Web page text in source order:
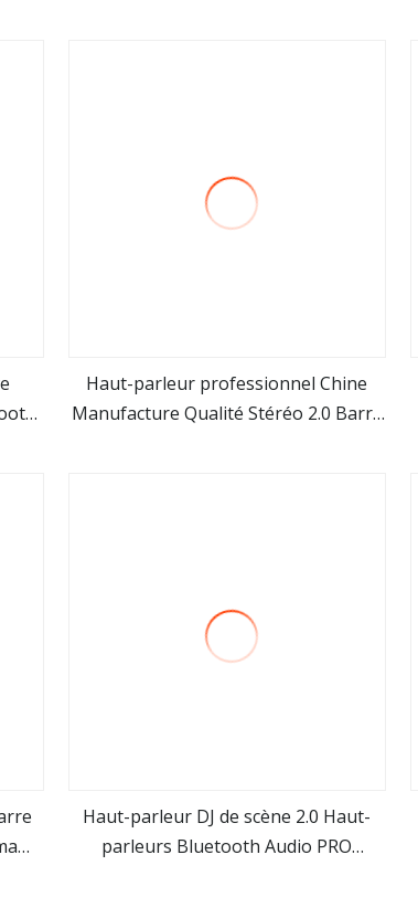
Voir plus
Haut-parleur professionnel Chine
Manufacture Qualité Stéréo 2.0 Barre
Voir plus
Haut-parleur DJ de scène 2.0 Haut-
parleurs Bluetooth Audio PRO